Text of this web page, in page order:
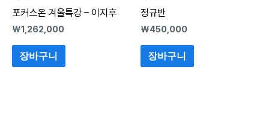
포커스온 겨울특강 – 이지후
₩1,262,000
장바구니
정규반
₩450,000
장바구니